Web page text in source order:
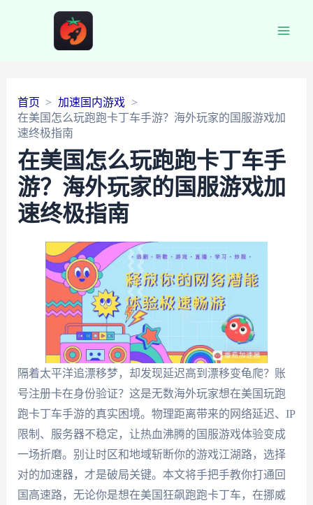
首页
加速国内游戏
在美国怎么玩跑跑卡丁车手游？海外玩家的国服游戏加
速终极指南
在美国怎么玩跑跑卡丁车手
游？海外玩家的国服游戏加
速终极指南
隔着太平洋追漂移梦，却发现延迟高到漂移变龟爬？账
号注册卡在身份验证？这是无数海外玩家想在美国玩跑
跑卡丁车手游的真实困境。物理距离带来的网络延迟、IP
限制、服务器不稳定，让热血沸腾的国服游戏体验变成
一场折磨。别让时区和地域斩断你的游戏江湖路，选择
对的加速器，才是破局关键。本文将手把手教你打通回
国高速路，无论你是想在美国狂飙跑跑卡丁车，在挪威